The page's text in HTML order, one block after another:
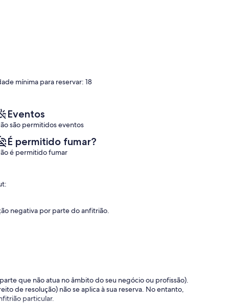
mínima para reservar: 18
Eventos
são permitidos eventos
É permitido fumar?
é permitido fumar
negativa por parte do anfitrião.
que não atua no âmbito do seu negócio ou profissão).
de resolução) não se aplica à sua reserva. No entanto,
particular.